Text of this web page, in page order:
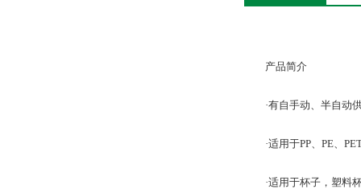
产品简介
·有自手动、半自动
·适用于PP、PE、
·适用于杯子，塑料杯